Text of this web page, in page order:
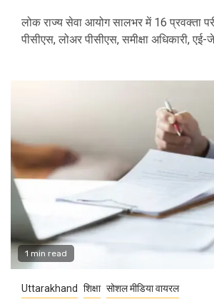
लोक राज्य सेवा आयोग सालभर में 16 प्रवक्ता
पीसीएस, लोअर पीसीएस, समीक्षा अधिकारी, एई-
1 min read
Uttarakhand शिक्षा सोशल मीडिया वायरल